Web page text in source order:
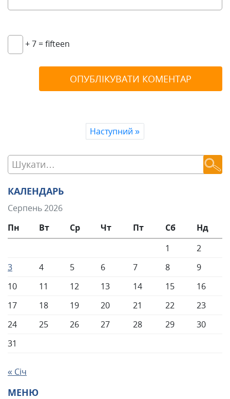
+ 7 = fifteen
Наступний »
КАЛЕНДАРЬ
Серпень 2026
Пн
Вт Ср Чт Пт Сб
Нд
1
2
3
4 5 6 7 8
9
10
11 12 13 14 15
16
17
18 19 20 21 22
23
24
25 26 27 28 29
30
31
« Січ
МЕНЮ